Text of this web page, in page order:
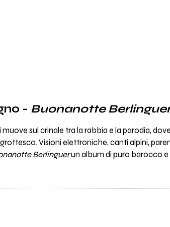
- Buonanotte
sul crinale tra la rabbia e la parodia,
Visioni elettroniche, canti alpini,
Berlinguerun album di puro barocco